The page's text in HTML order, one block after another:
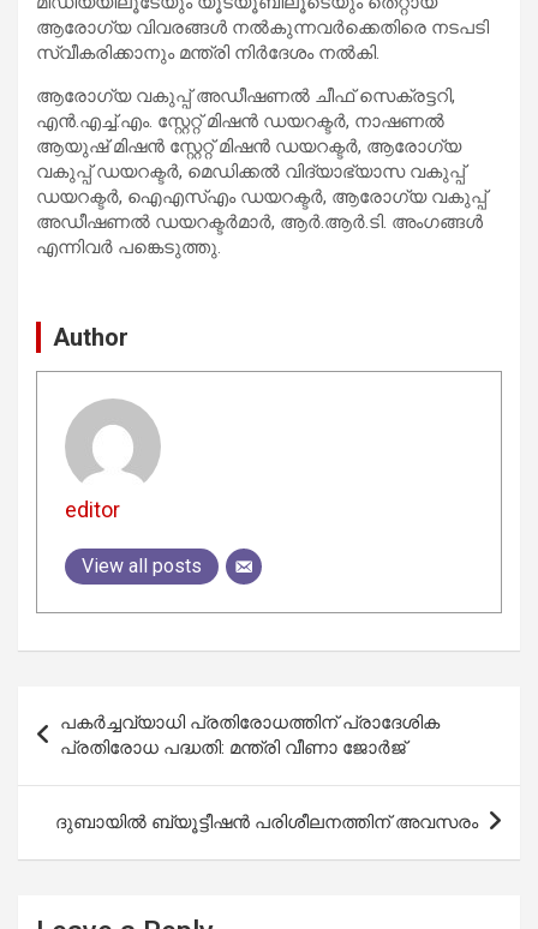
ആരോഗ്യ വിവരങ്ങള്‍ നല്‍കുന്നവര്‍ക്കെതിരെ നടപടി
സ്വീകരിക്കാനും മന്ത്രി നിര്‍ദേശം നല്‍കി.
ആരോഗ്യ വകുപ്പ് അഡീഷണല്‍ ചീഫ് സെക്രട്ടറി,
എന്‍.എച്ച്.എം. സ്റ്റേറ്റ് മിഷന്‍ ഡയറക്ടര്‍, നാഷണല്‍
ആയുഷ് മിഷന്‍ സ്റ്റേറ്റ് മിഷന്‍ ഡയറക്ടര്‍, ആരോഗ്യ
വകുപ്പ് ഡയറക്ടര്‍, മെഡിക്കല്‍ വിദ്യാഭ്യാസ വകുപ്പ്
ഡയറക്ടര്‍, ഐഎസ്എം ഡയറക്ടര്‍, ആരോഗ്യ വകുപ്പ്
അഡീഷണല്‍ ഡയറക്ടര്‍മാര്‍, ആര്‍.ആര്‍.ടി. അംഗങ്ങള്‍
എന്നിവര്‍ പങ്കെടുത്തു.
Author
editor
View all posts
navigation
പകര്‍ച്ചവ്യാധി പ്രതിരോധത്തിന് പ്രാദേശിക
പ്രതിരോധ പദ്ധതി: മന്ത്രി വീണാ ജോര്‍ജ്
ദുബായിൽ ബ്യൂട്ടീഷൻ പരിശീലനത്തിന് അവസരം